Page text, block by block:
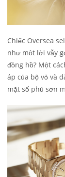
Chiếc Oversea
như một lời vẫy
đồng hồ? Một
áp của bộ vỏ và
mặt số phủ sơn